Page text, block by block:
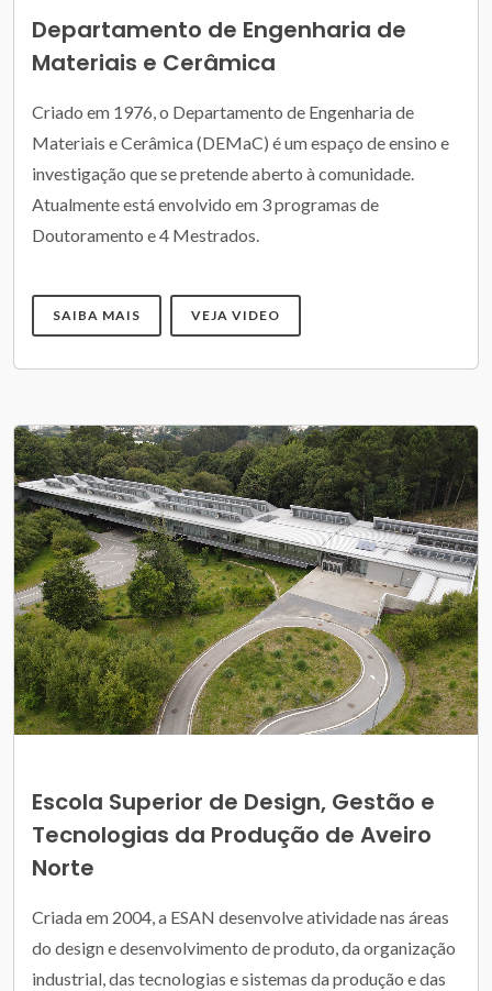
Departamento de Engenharia de
Materiais e Cerâmica
Criado em 1976, o Departamento de Engenharia de
Materiais e Cerâmica (DEMaC) é um espaço de ensino e
investigação que se pretende aberto à comunidade.
Atualmente está envolvido em 3 programas de
Doutoramento e 4 Mestrados.
SAIBA MAIS VEJA VIDEO
Escola Superior de Design, Gestão e
Tecnologias da Produção de Aveiro
Norte
Criada em 2004, a ESAN desenvolve atividade nas áreas
do design e desenvolvimento de produto, da organização
industrial, das tecnologias e sistemas da produção e das